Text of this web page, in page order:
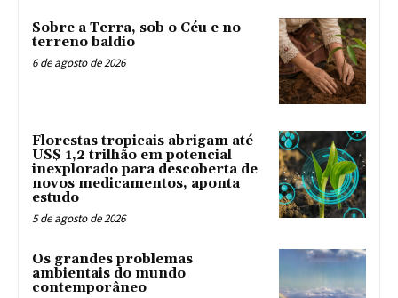
Sobre a Terra, sob o Céu e no
terreno baldio
6 de agosto de 2026
Florestas tropicais abrigam até
US$ 1,2 trilhão em potencial
inexplorado para descoberta de
novos medicamentos, aponta
estudo
5 de agosto de 2026
Os grandes problemas
ambientais do mundo
contemporâneo